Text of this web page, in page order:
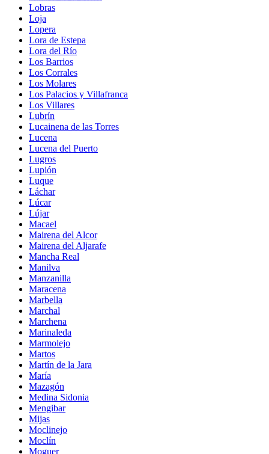
Lobras
Loja
Lopera
Lora de Estepa
Lora del Río
Los Barrios
Los Corrales
Los Molares
Los Palacios y Villafranca
Los Villares
Lubrín
Lucainena de las Torres
Lucena
Lucena del Puerto
Lugros
Lupión
Luque
Láchar
Lúcar
Lújar
Macael
Mairena del Alcor
Mairena del Aljarafe
Mancha Real
Manilva
Manzanilla
Maracena
Marbella
Marchal
Marchena
Marinaleda
Marmolejo
Martos
Martín de la Jara
María
Mazagón
Medina Sidonia
Mengibar
Mijas
Moclinejo
Moclín
Moguer